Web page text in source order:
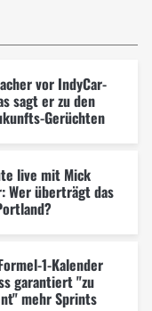
vor IndyCar-
sagt er zu den
Gerüchten
live mit Mick
Wer überträgt das
1-Kalender
garantiert "zu
mehr Sprints